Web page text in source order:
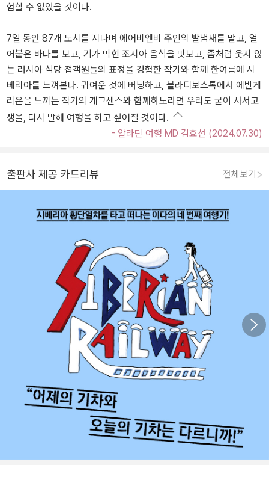
험할 수 없었을 것이다.
7일 동안 87개 도시를 지나며 에어비엔비 주인의 발냄새를 맡고, 얼
어붙은 바다를 보고, 기가 막힌 조지아 음식을 맛보고, 좀처럼 웃지 않
는 러시아 식당 접객원들의 표정을 경험한 작가와 함께 한여름에 시
베리아를 느껴본다. 귀여운 것에 버닝하고, 블라디보스톡에서 에반게
리온을 느끼는 작가의 개그센스와 함께하노라면 우리도 굳이 사서고
생을, 다시 말해 여행을 하고 싶어질 것이다.
- 알라딘 여행 MD 김효선 (2024.07.30)
출판사 제공 카드리뷰 전체보기